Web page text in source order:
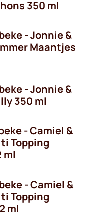
350 ml
- Jonnie &
Maantjes
- Jonnie &
350 ml
- Camiel &
Topping
ml
- Camiel &
Topping
ml